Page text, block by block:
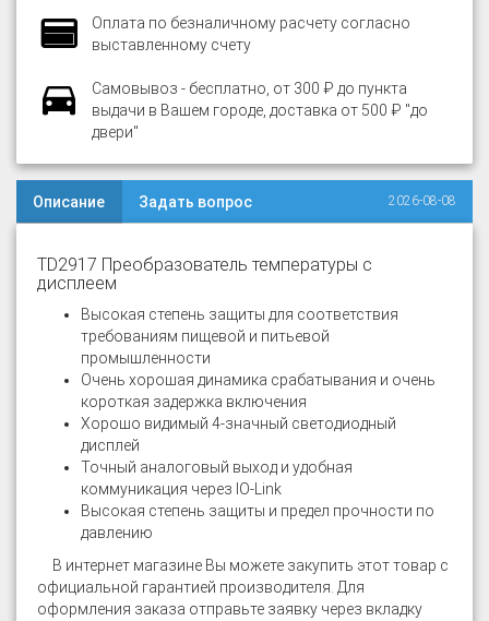
Оплата по безналичному расчету согласно
выставленному счету
Самовывоз - бесплатно, от 300 ₽ до пункта
выдачи в Вашем городе, доставка от 500 ₽ "до
двери"
Описание Задать вопрос 2026-08-08
TD2917 Преобразователь температуры с
дисплеем
Высокая степень защиты для соответствия
требованиям пищевой и питьевой
промышленности
Очень хорошая динамика срабатывания и очень
короткая задержка включения
Хорошо видимый 4-значный светодиодный
дисплей
Точный аналоговый выход и удобная
коммуникация через IO-Link
Высокая степень защиты и предел прочности по
давлению
В интернет магазине Вы можете закупить этот товар с
официальной гарантией производителя. Для
оформления заказа отправьте заявку через вкладку